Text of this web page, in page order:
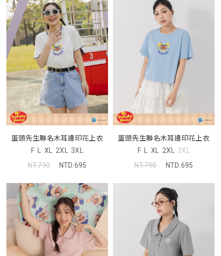
蛋頭先生聯名木耳邊印花上衣
F L XL 2XL 3XL
NT.790
NTD.695
蛋頭先生聯名木耳邊印花上衣
F L XL 2XL 3XL
NT.790
NTD.695